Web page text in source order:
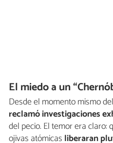
El miedo a un
Desde el momento mismo
reclamó investigaciones
del pecio. El temor era claro:
ojivas atómicas liberaran